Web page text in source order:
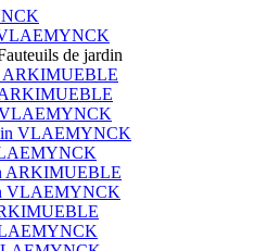
VLAEMYNCK
de jardin
ARKIMUEBLE
ARKIMUEBLE
VLAEMYNCK
VLAEMYNCK
ARKIMUEBLE
VLAEMYNCK